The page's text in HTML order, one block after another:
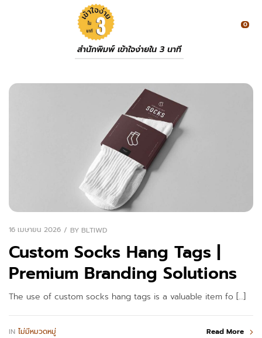
สำนักพิมพ์ เข้าใจง่ายใน 3 นาที
0
16 เมษายน 2026 BY BLTIWD
Custom Socks Hang Tags |
Premium Branding Solutions
The use of custom socks hang tags is a valuable item fo […]
IN ไม่มีหมวดหมู่ Read More